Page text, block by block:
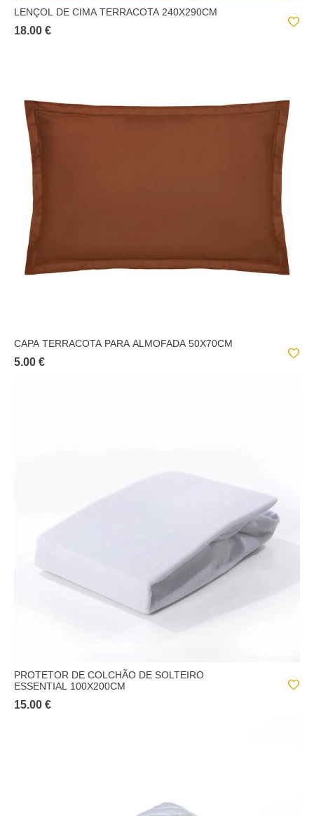
LENÇOL DE CIMA TERRACOTA 240X290CM
18.00 €
CAPA TERRACOTA PARA ALMOFADA 50X70CM
5.00 €
PROTETOR DE COLCHÃO DE SOLTEIRO
ESSENTIAL 100X200CM
15.00 €